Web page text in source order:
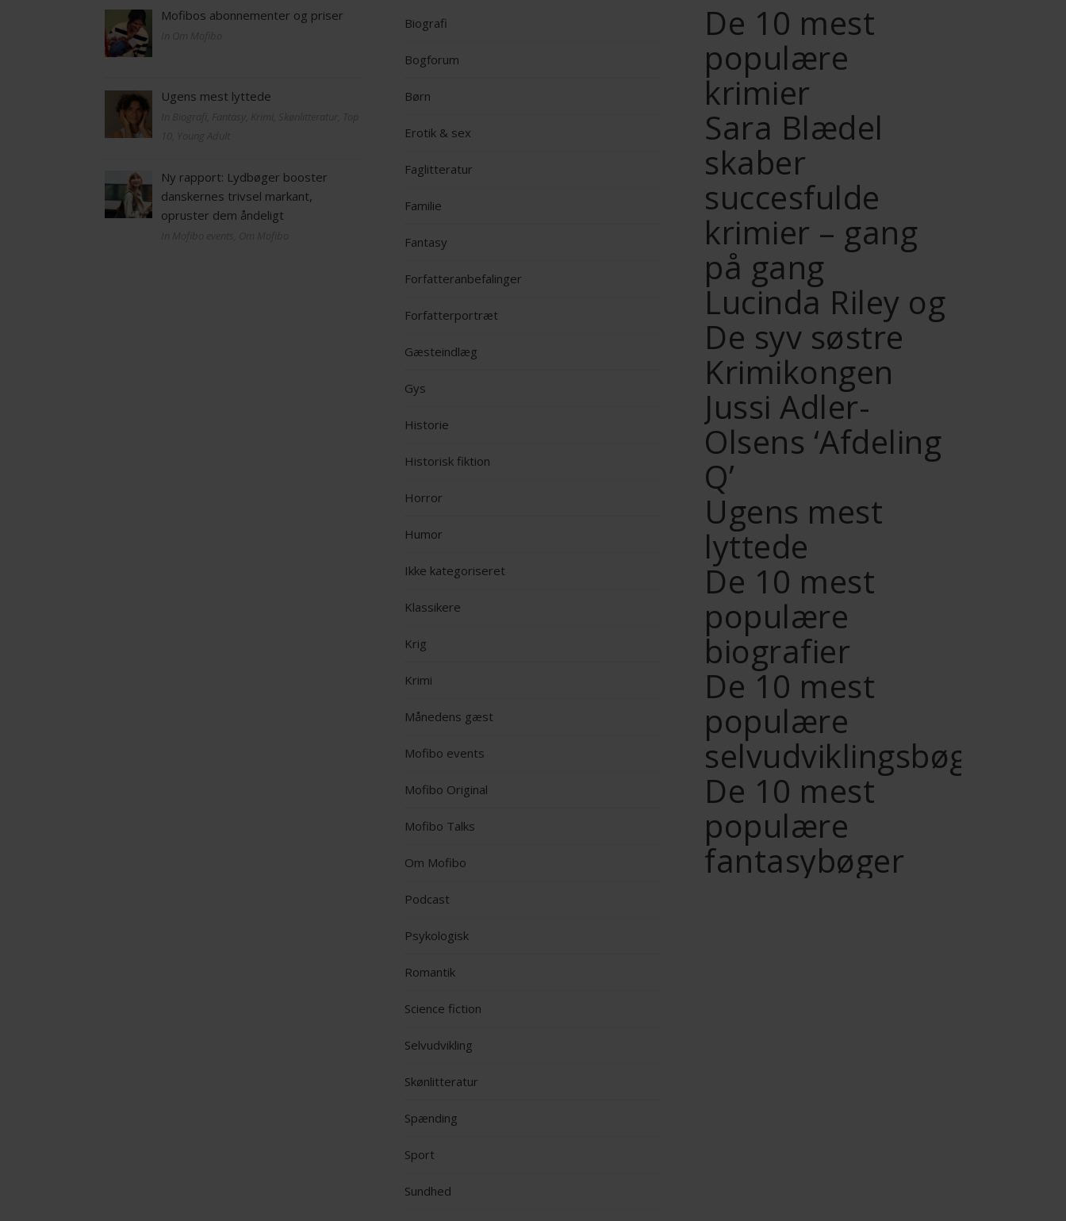
Mofibos abonnementer og priser
Ugens mest lyttede
Ny rapport: Lydbøger booster
danskernes trivsel markant,
opruster dem åndeligt
Biografi
Bogforum
Børn
Erotik & sex
Faglitteratur
Familie
Fantasy
Forfatteranbefalinger
Forfatterportræt
Gæsteindlæg
Gys
Historie
Historisk fiktion
Horror
Humor
Ikke kategoriseret
Klassikere
Krig
Krimi
Månedens gæst
Mofibo events
Mofibo Original
Mofibo Talks
Om Mofibo
Podcast
Psykologisk
Romantik
Science fiction
Selvudvikling
Skønlitteratur
Spænding
Sport
Sundhed
De 10 mest
populære
krimier
Sara Blædel
skaber
succesfulde
krimier – gang
på gang
Lucinda Riley og
De syv søstre
Krimikongen
Jussi Adler-
Olsens ‘Afdeling
Q’
Ugens mest
lyttede
De 10 mest
populære
biografier
De 10 mest
populære
selvudviklingsbøger
De 10 mest
populære
fantasybøger